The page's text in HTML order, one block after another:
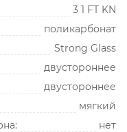
3 1 FT KN
поликарбонат
Strong Glass
двустороннее
двустороннее
мягкий
нет